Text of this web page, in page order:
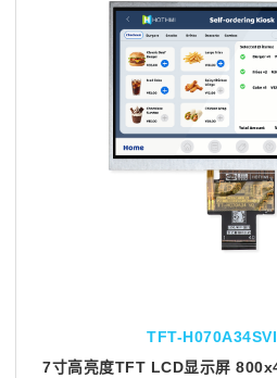
TFT-
7寸高亮度TFT LCD显示屏